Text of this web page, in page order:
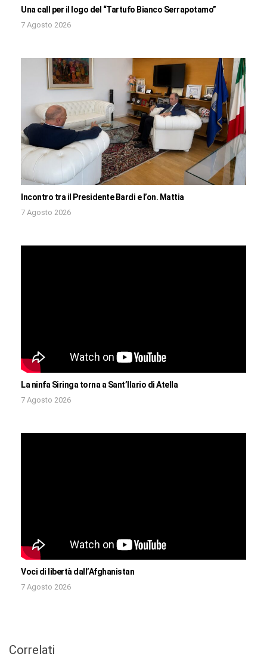
Una call per il logo del “Tartufo Bianco Serrapotamo”
7 Agosto 2026
Incontro tra il Presidente Bardi e l’on. Mattia
7 Agosto 2026
La ninfa Siringa torna a Sant’Ilario di Atella
7 Agosto 2026
Voci di libertà dall’Afghanistan
7 Agosto 2026
Correlati